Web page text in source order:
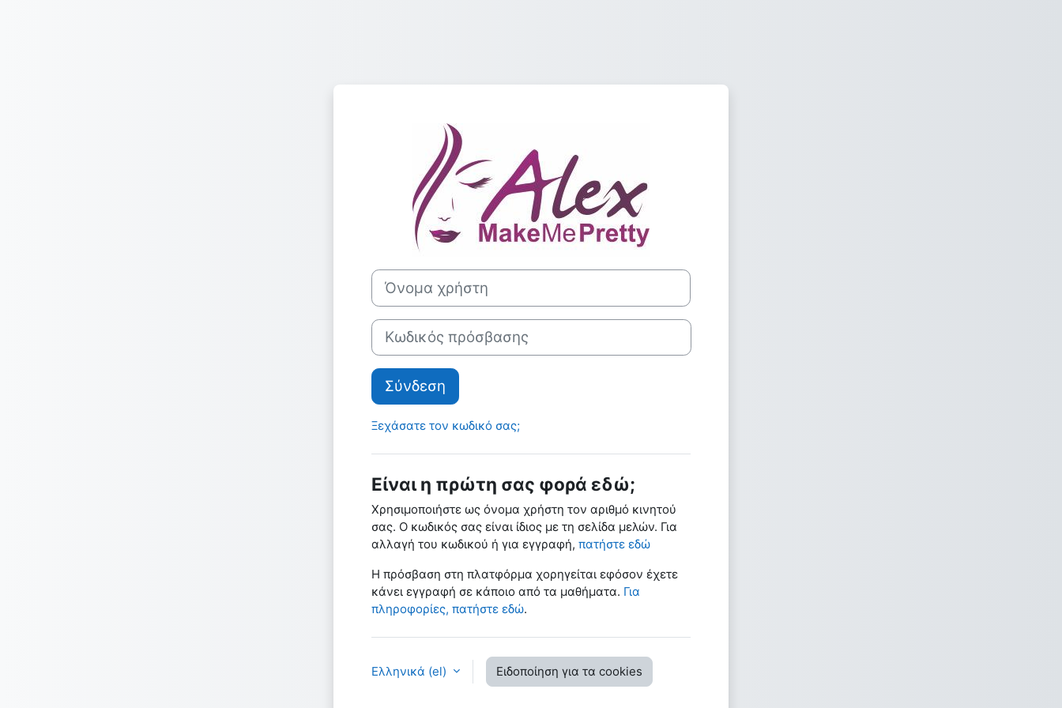
Όνομα χρήστη
Κωδικός πρόσβασης
Σύνδεση
Ξεχάσατε τον κωδικό σας;
Είναι η πρώτη σας φορά εδώ;
Χρησιμοποιήστε ως όνομα χρήστη τον αριθμό κινητού
σας. Ο κωδικός σας είναι ίδιος με τη σελίδα μελών. Για
αλλαγή του κωδικού ή για εγγραφή, πατήστε εδώ
Η πρόσβαση στη πλατφόρμα χορηγείται εφόσον έχετε
κάνει εγγραφή σε κάποιο από τα μαθήματα. Για
πληροφορίες, πατήστε εδώ.
Ελληνικά ‎(el)‎ Ειδοποίηση για τα cookies